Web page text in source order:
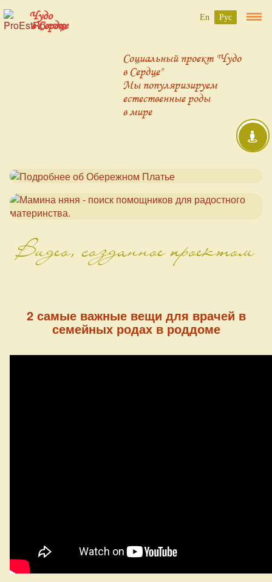
Чудо
в Сердце
Социальный проект "Чудо
в Сердце"
Мы популяризируем
естественные роды
в мире
Видео, созданное проектом
2 самые важные вещи для врачей в
семейных родах в роддоме
En Рус